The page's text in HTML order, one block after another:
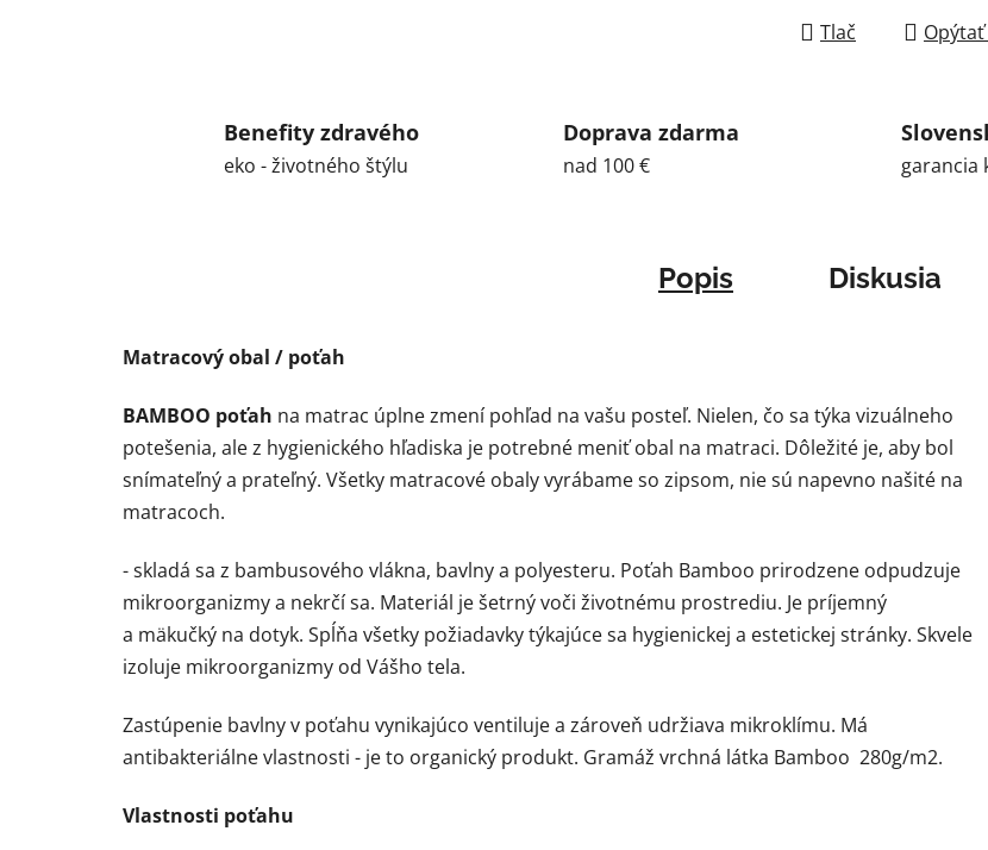
Tlač Opýtať
Benefity zdravého
eko - životného štýlu
Doprava zdarma
nad 100 € garancia
Popis Diskusia
Matracový obal / poťah
BAMBOO poťah na matrac úplne zmení pohľad na vašu posteľ. Nielen, čo sa týka vizuálneho
potešenia, ale z hygienického hľadiska je potrebné meniť obal na matraci. Dôležité je, aby bol
snímateľný a prateľný. Všetky matracové obaly vyrábame so zipsom, nie sú napevno našité na
matracoch.
- skladá sa z bambusového vlákna, bavlny a polyesteru. Poťah Bamboo prirodzene odpudzuje
mikroorganizmy a nekrčí sa. Materiál je šetrný voči životnému prostrediu. Je príjemný
a mäkučký na dotyk. Spĺňa všetky požiadavky týkajúce sa hygienickej a estetickej stránky. Skvele
izoluje mikroorganizmy od Vášho tela.
Zastúpenie bavlny v poťahu vynikajúco ventiluje a zároveň udržiava mikroklímu. Má
antibakteriálne vlastnosti - je to organický produkt. Gramáž vrchná látka Bamboo 280g/m2.
Vlastnosti poťahu